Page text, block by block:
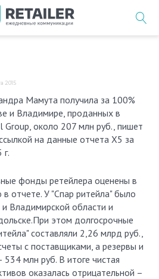
2015
и Владимире, проданных в
Group, около 207 млн руб., пишет
на данные отчета X5 за
фонды ретейлера оценены в
отчете. У "Спар ритейла" было
Владимирской области и
этом долгосрочные
составляли 2,26 млрд руб.,
с поставщиками, а резервы и
534 млн руб. В итоге чистая
оказалась отрицательной –